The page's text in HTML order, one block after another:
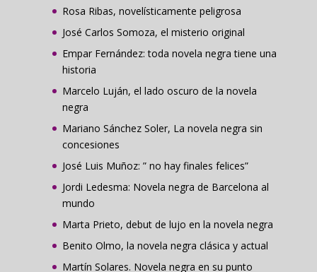
Rosa Ribas, novelísticamente peligrosa
José Carlos Somoza, el misterio original
Empar Fernández: toda novela negra tiene una
historia
Marcelo Luján, el lado oscuro de la novela
negra
Mariano Sánchez Soler, La novela negra sin
concesiones
José Luis Muñoz: ” no hay finales felices”
Jordi Ledesma: Novela negra de Barcelona al
mundo
Marta Prieto, debut de lujo en la novela negra
Benito Olmo, la novela negra clásica y actual
Martín Solares. Novela negra en su punto